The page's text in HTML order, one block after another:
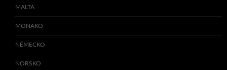
MALTA
MONAKO
NĚMECKO
NORSKO